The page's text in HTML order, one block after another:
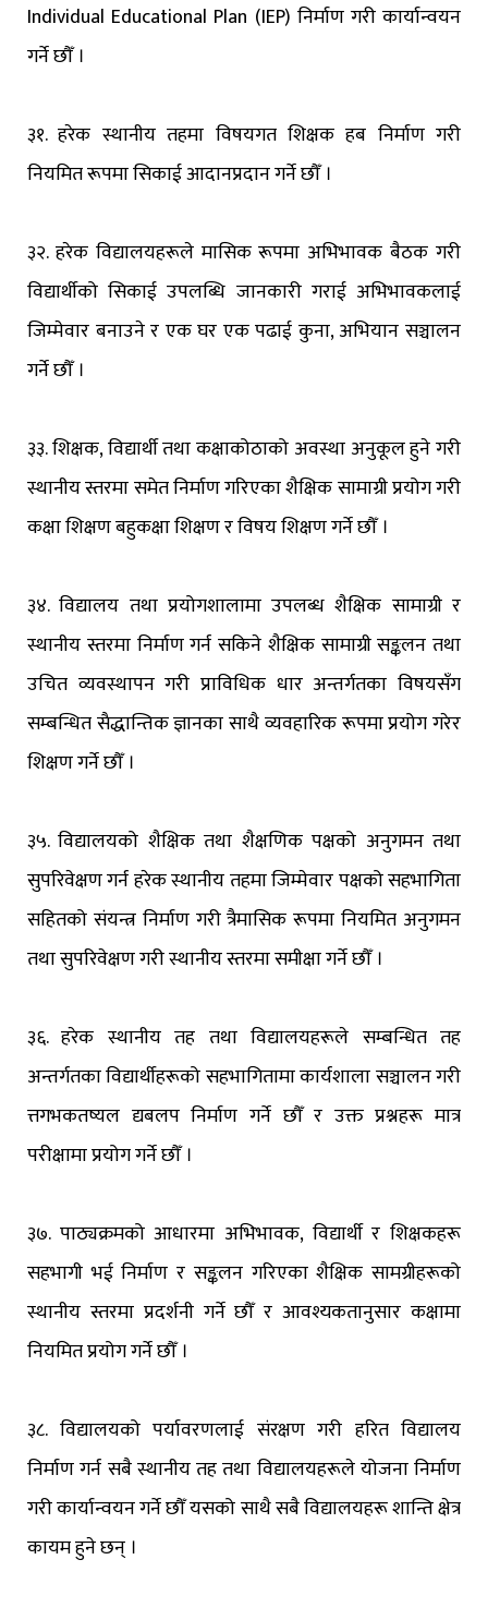
Individual Educational Plan (IEP) निर्माण गरी कार्यान्वयन
गर्ने छौँ ।
३१. हरेक स्थानीय तहमा विषयगत शिक्षक हब निर्माण गरी
नियमित रूपमा सिकाई आदानप्रदान गर्ने छौँ ।
३२. हरेक विद्यालयहरूले मासिक रूपमा अभिभावक बैठक गरी
विद्यार्थीको सिकाई उपलब्धि जानकारी गराई अभिभावकलाई
जिम्मेवार बनाउने र एक घर एक पढाई कुना, अभियान सञ्चालन
गर्ने छौँ ।
३३. शिक्षक, विद्यार्थी तथा कक्षाकोठाको अवस्था अनुकूल हुने गरी
स्थानीय स्तरमा समेत निर्माण गरिएका शैक्षिक सामाग्री प्रयोग गरी
कक्षा शिक्षण बहुकक्षा शिक्षण र विषय शिक्षण गर्ने छौँ ।
३४. विद्यालय तथा प्रयोगशालामा उपलब्ध शैक्षिक सामाग्री र
स्थानीय स्तरमा निर्माण गर्न सकिने शैक्षिक सामाग्री सङ्कलन तथा
उचित व्यवस्थापन गरी प्राविधिक धार अन्तर्गतका विषयसँग
सम्बन्धित सैद्धान्तिक ज्ञानका साथै व्यवहारिक रूपमा प्रयोग गरेर
शिक्षण गर्ने छौँ ।
३५. विद्यालयको शैक्षिक तथा शैक्षणिक पक्षको अनुगमन तथा
सुपरिवेक्षण गर्न हरेक स्थानीय तहमा जिम्मेवार पक्षको सहभागिता
सहितको संयन्त्र निर्माण गरी त्रैमासिक रूपमा नियमित अनुगमन
तथा सुपरिवेक्षण गरी स्थानीय स्तरमा समीक्षा गर्ने छौँ ।
३६. हरेक स्थानीय तह तथा विद्यालयहरूले सम्बन्धित तह
अन्तर्गतका विद्यार्थीहरूको सहभागितामा कार्यशाला सञ्चालन गरी
त्तगभकतष्यल द्यबलप निर्माण गर्ने छौँ र उक्त प्रश्नहरू मात्र
परीक्षामा प्रयोग गर्ने छौँ ।
३७. पाठ्यक्रमको आधारमा अभिभावक, विद्यार्थी र शिक्षकहरू
सहभागी भई निर्माण र सङ्कलन गरिएका शैक्षिक सामग्रीहरूको
स्थानीय स्तरमा प्रदर्शनी गर्ने छौँ र आवश्यकतानुसार कक्षामा
नियमित प्रयोग गर्ने छौँ ।
३८. विद्यालयको पर्यावरणलाई संरक्षण गरी हरित विद्यालय
निर्माण गर्न सबै स्थानीय तह तथा विद्यालयहरूले योजना निर्माण
गरी कार्यान्वयन गर्ने छौँ यसको साथै सबै विद्यालयहरू शान्ति क्षेत्र
कायम हुने छन् ।